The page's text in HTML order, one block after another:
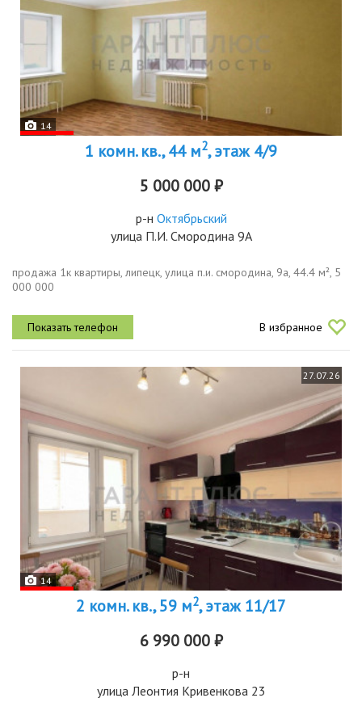
14
1 комн. кв., 44 м2, этаж 4/9
5 000 000 ₽
р-н Октябрьский
улица П.И. Смородина 9А
продажа 1к квартиры, липецк, улица п.и. смородина, 9а, 44.4 м², 5
000 000
В избранное
27.07.26
14
2 комн. кв., 59 м2, этаж 11/17
6 990 000 ₽
р-н
улица Леонтия Кривенкова 23